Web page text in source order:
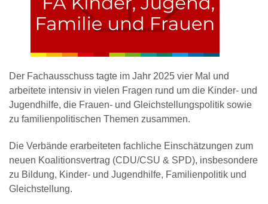
Der Fachausschuss tagte im Jahr 2025 vier Mal und
arbeitete intensiv in vielen Fragen rund um die Kinder- und
Jugendhilfe, die Frauen- und Gleichstellungspolitik sowie
zu familienpolitischen Themen zusammen.
Die Verbände erarbeiteten fachliche Einschätzungen zum
neuen Koalitionsvertrag (CDU/CSU & SPD), insbesondere
zu Bildung, Kinder‑ und Jugendhilfe, Familienpolitik und
Gleichstellung.